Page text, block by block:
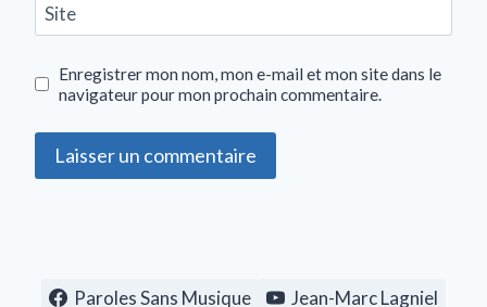
Site
Enregistrer mon nom, mon e-mail et mon site dans le
navigateur pour mon prochain commentaire.
Paroles Sans Musique Jean-Marc Lagniel